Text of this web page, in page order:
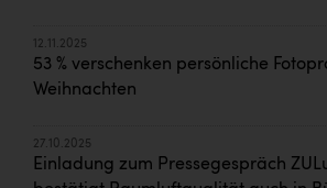
12.11.2025
53 % verschenken persönliche
Weihnachten
27.10.2025
Einladung zum Pressegespräch